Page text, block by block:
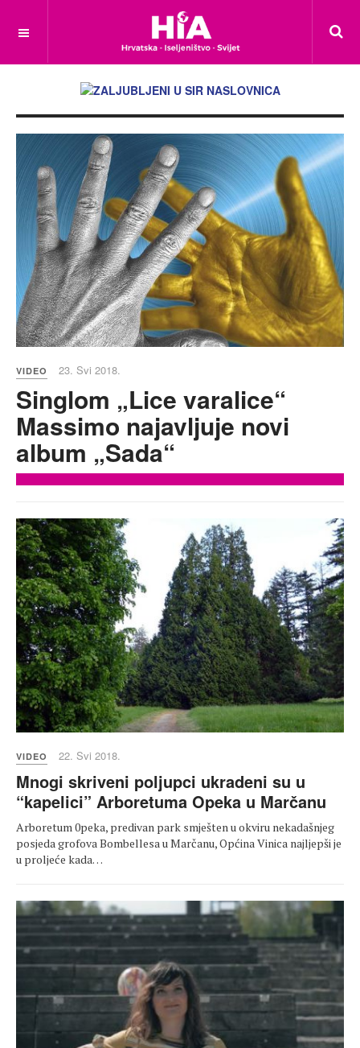
VIDEO 23. Svi 2018.
Singlom „Lice varalice“
Massimo najavljuje novi
album „Sada“
VIDEO 22. Svi 2018.
Mnogi skriveni poljupci ukradeni su u
“kapelici” Arboretuma Opeka u Marčanu
Arboretum 0peka, predivan park smješten u okviru nekadašnjeg
posjeda grofova Bombellesa u Marčanu, Općina Vinica najljepši je
u proljeće kada…